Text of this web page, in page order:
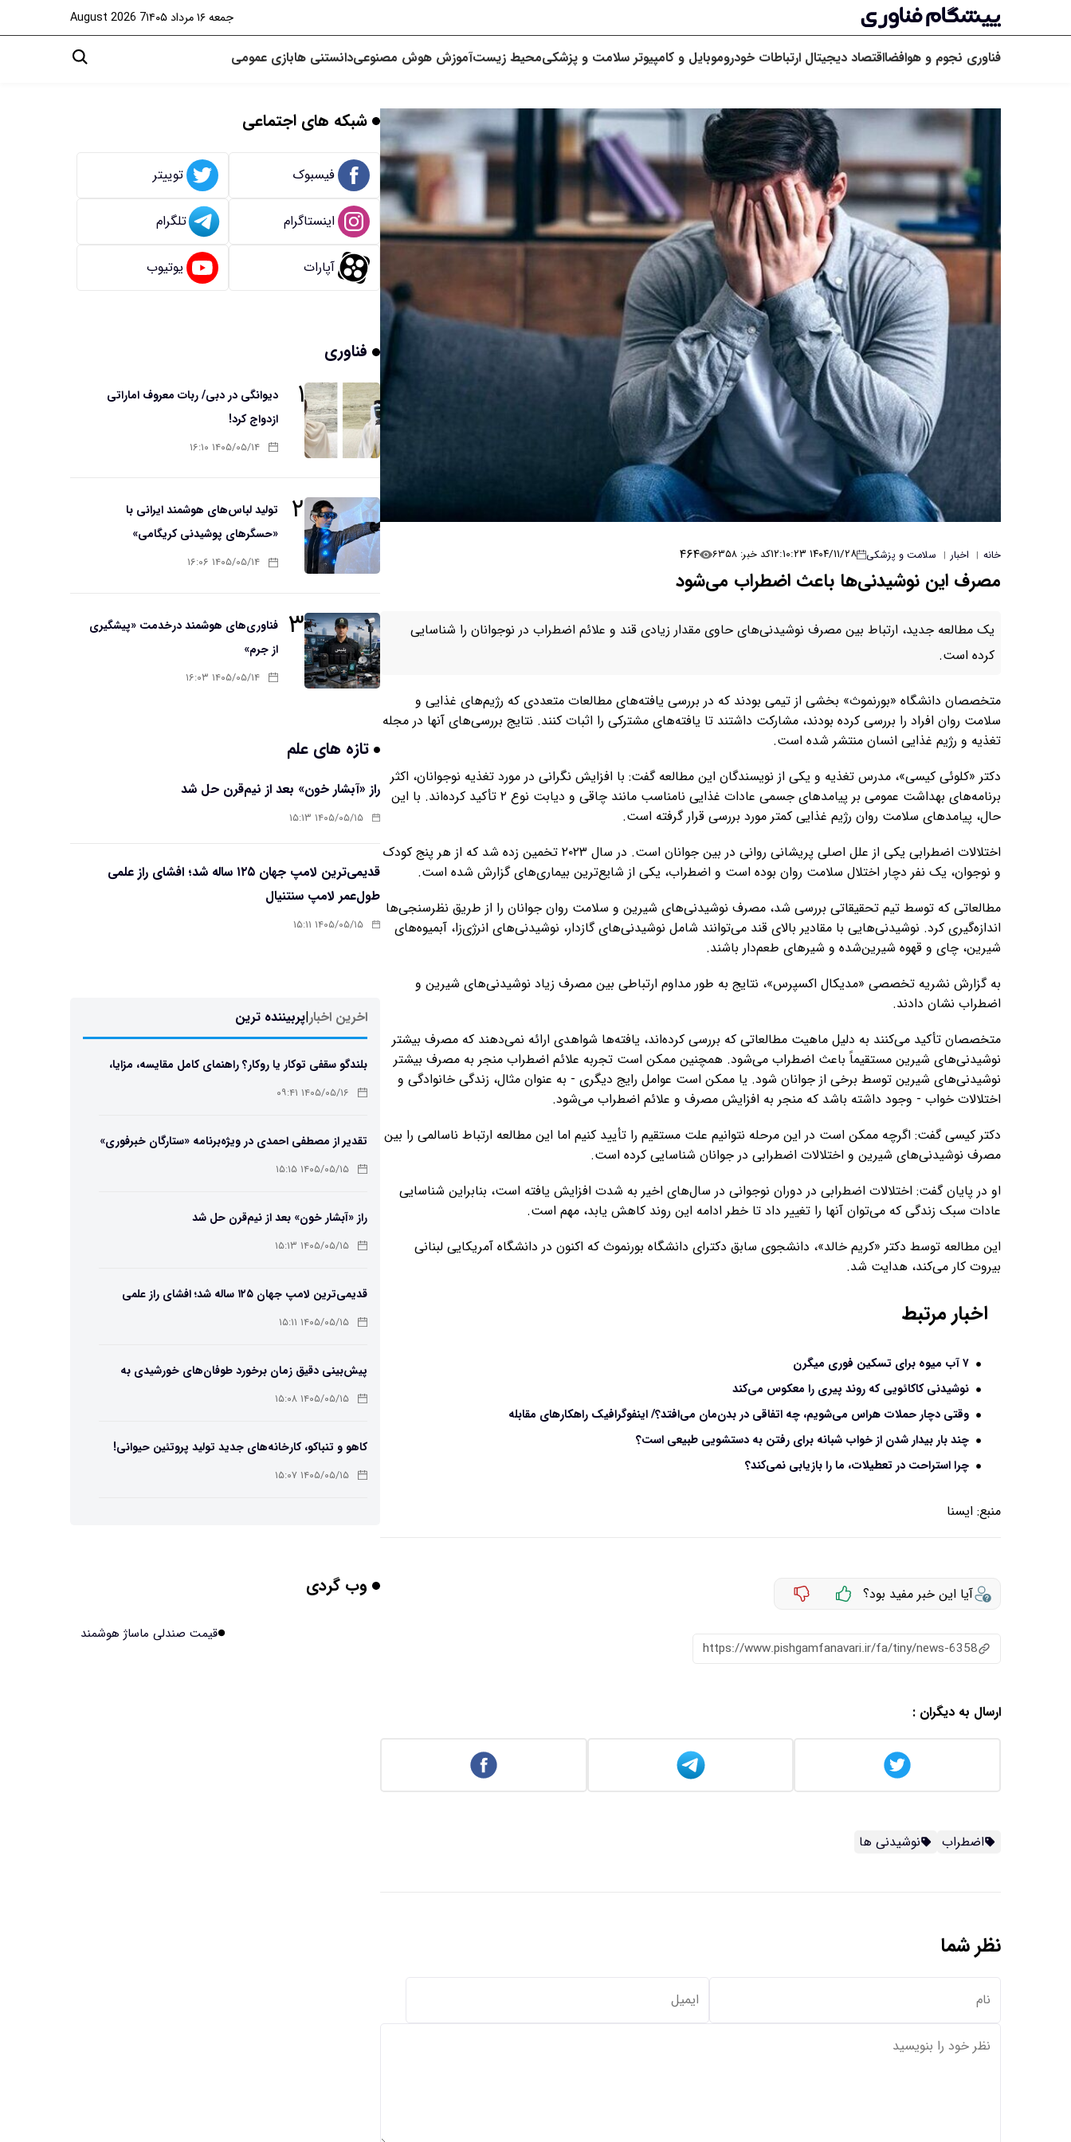
جمعه ۱۶ مرداد ۱۴۰۵ 7 August 2026
فناوری نجوم و هوافضااقتصاد دیجیتال ارتباطات خودروموبایل و کامپیوتر سلامت و پزشکیمحیط زیستآموزش هوش مصنوعیدانستنی هابازی عمومی
خانه | اخبار | سلامت و پزشکی ۱۴۰۴/۱۱/۲۸ ۱۲:۱۰:۲۳ کد خبر: ۶۳۵۸ ۴۶۴
مصرف این نوشیدنی‌ها باعث اضطراب می‌شود
یک مطالعه جدید، ارتباط بین مصرف نوشیدنی‌های حاوی مقدار زیادی قند و علائم اضطراب در نوجوانان را شناسایی
کرده است.
متخصصان دانشگاه «بورنموث» بخشی از تیمی بودند که در بررسی یافته‌های مطالعات متعددی که رژیم‌های غذایی و
سلامت روان افراد را بررسی کرده بودند، مشارکت داشتند تا یافته‌های مشترکی را اثبات کنند. نتایج بررسی‌های آنها در مجله
تغذیه و رژیم غذایی انسان منتشر شده است.
دکتر «کلوئی کیسی»، مدرس تغذیه و یکی از نویسندگان این مطالعه گفت: با افزایش نگرانی در مورد تغذیه نوجوانان، اکثر
برنامه‌های بهداشت عمومی بر پیامدهای جسمی عادات غذایی نامناسب مانند چاقی و دیابت نوع ۲ تأکید کرده‌اند. با این
حال، پیامدهای سلامت روان رژیم غذایی کمتر مورد بررسی قرار گرفته است.
اختلالات اضطرابی یکی از علل اصلی پریشانی روانی در بین جوانان است. در سال ۲۰۲۳ تخمین زده شد که از هر پنج کودک
و نوجوان، یک نفر دچار اختلال سلامت روان بوده است و اضطراب، یکی از شایع‌ترین بیماری‌های گزارش شده است.
مطالعاتی که توسط تیم تحقیقاتی بررسی شد، مصرف نوشیدنی‌های شیرین و سلامت روان جوانان را از طریق نظرسنجی‌ها
اندازه‌گیری کرد. نوشیدنی‌هایی با مقادیر بالای قند می‌توانند شامل نوشیدنی‌های گازدار، نوشیدنی‌های انرژی‌زا، آبمیوه‌های
شیرین، چای و قهوه شیرین‌شده و شیرهای طعم‌دار باشند.
به گزارش نشریه تخصصی «مدیکال اکسپرس»،‌ نتایج به طور مداوم ارتباطی بین مصرف زیاد نوشیدنی‌های شیرین و
اضطراب نشان دادند.
متخصصان تأکید می‌کنند به دلیل ماهیت مطالعاتی که بررسی کرده‌اند، یافته‌ها شواهدی ارائه نمی‌دهند که مصرف بیشتر
نوشیدنی‌های شیرین مستقیماً باعث اضطراب می‌شود. همچنین ممکن است تجربه علائم اضطراب منجر به مصرف بیشتر
نوشیدنی‌های شیرین توسط برخی از جوانان شود. یا ممکن است عوامل رایج دیگری - به عنوان مثال، زندگی خانوادگی و
اختلالات خواب - وجود داشته باشد که منجر به افزایش مصرف و علائم اضطراب می‌شود.
دکتر کیسی گفت: اگرچه ممکن است در این مرحله نتوانیم علت مستقیم را تأیید کنیم اما این مطالعه ارتباط ناسالمی را بین
مصرف نوشیدنی‌های شیرین و اختلالات اضطرابی در جوانان شناسایی کرده است.
او در پایان گفت: اختلالات اضطرابی در دوران نوجوانی در سال‌های اخیر به شدت افزایش یافته است، بنابراین شناسایی
عادات سبک زندگی که می‌توان آنها را تغییر داد تا خطر ادامه این روند کاهش یابد، مهم است.
این مطالعه توسط دکتر «کریم خالد»، دانشجوی سابق دکترای دانشگاه بورنموث که اکنون در دانشگاه آمریکایی لبنانی
بیروت کار می‌کند، هدایت شد.
اخبار مرتبط
۷ آب میوه‌ برای تسکین فوری میگرن
نوشیدنی کاکائویی که روند پیری را معکوس می‌کند
وقتی دچار حملات هراس می‌شویم، چه اتفاقی در بدن‌مان می‌افتد؟/ اینفوگرافیک راهکارهای مقابله
چند بار بیدار شدن از خواب شبانه برای رفتن به دستشویی طبیعی است؟
چرا استراحت در تعطیلات، ما را بازیابی نمی‌کند؟
منبع: ايسنا
آیا این خبر مفید بود؟
https://www.pishgamfanavari.ir/fa/tiny/news-6358
ارسال به دیگران :
اضطراب نوشیدنی ها
نظر شما
شبکه های اجتماعی
فیسبوک توییتر
اینستاگرام تلگرام
آپارات یوتیوب
فناوری
۱
دیوانگی در دبی/ ربات معروف اماراتی
ازدواج کرد!
۱۴۰۵/۰۵/۱۴ ۱۶:۱۰
۲
تولید لباس‌های هوشمند ایرانی با
«حسگرهای پوشیدنی کریگامی»
۱۴۰۵/۰۵/۱۴ ۱۶:۰۶
۳ فناوری‌های هوشمند درخدمت «پیشگیری
از جرم»
۱۴۰۵/۰۵/۱۴ ۱۶:۰۳
تازه های علم
راز «آبشار خون» بعد از نیم‌قرن حل شد
۱۴۰۵/۰۵/۱۵ ۱۵:۱۳
قدیمی‌ترین لامپ جهان ۱۲۵ ساله شد؛ افشای راز علمی
طول‌عمر لامپ سنتنیال
۱۴۰۵/۰۵/۱۵ ۱۵:۱۱
اخرین اخبار|پربیننده ترین
بلندگو سقفی توکار یا روکار؟ راهنمای کامل مقایسه، مزایا،
معایب و انتخاب بهترین مدل
۱۴۰۵/۰۵/۱۶ ۰۹:۴۱
تقدیر از مصطفی احمدی در ویژه‌برنامه «ستارگان خبرفوری»
۱۴۰۵/۰۵/۱۵ ۱۵:۱۵
راز «آبشار خون» بعد از نیم‌قرن حل شد
۱۴۰۵/۰۵/۱۵ ۱۵:۱۳
قدیمی‌ترین لامپ جهان ۱۲۵ ساله شد؛ افشای راز علمی
طول‌عمر لامپ سنتنیال
۱۴۰۵/۰۵/۱۵ ۱۵:۱۱
پیش‌بینی دقیق زمان برخورد طوفان‌های خورشیدی به
زمین ممکن شد
۱۴۰۵/۰۵/۱۵ ۱۵:۰۸
کاهو و تنباکو، کارخانه‌های جدید تولید پروتئین حیوانی!
۱۴۰۵/۰۵/۱۵ ۱۵:۰۷
چرا افراد مضطرب دنیا را متفاوت می بینند؟
وب گردی
قیمت صندلی ماساژ هوشمند